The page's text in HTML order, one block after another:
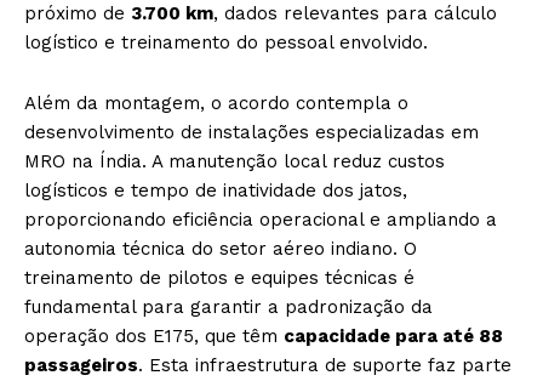
próximo de 3.700 km, dados relevantes para cálculo
logístico e treinamento do pessoal envolvido.
Além da montagem, o acordo contempla o
desenvolvimento de instalações especializadas em
MRO na Índia. A manutenção local reduz custos
logísticos e tempo de inatividade dos jatos,
proporcionando eficiência operacional e ampliando a
autonomia técnica do setor aéreo indiano. O
treinamento de pilotos e equipes técnicas é
fundamental para garantir a padronização da
operação dos E175, que têm capacidade para até 88
passageiros. Esta infraestrutura de suporte faz parte